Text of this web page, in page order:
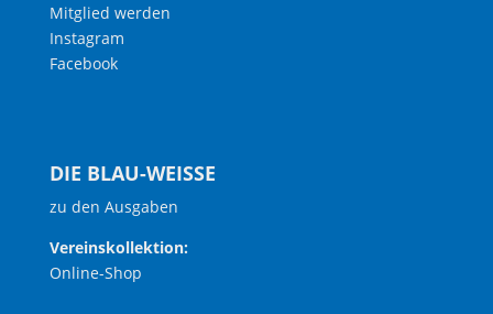
Mitglied werden
Instagram
Facebook
DIE BLAU-WEISSE
zu den Ausgaben
Vereinskollektion:
Online-Shop